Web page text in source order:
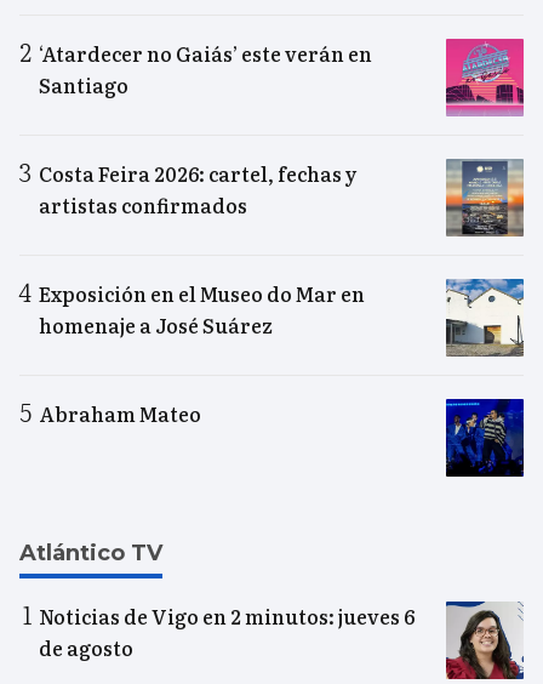
‘Atardecer no Gaiás’ este verán en
Santiago
Costa Feira 2026: cartel, fechas y
artistas confirmados
Exposición en el Museo do Mar en
homenaje a José Suárez
Abraham Mateo
Atlántico TV
Noticias de Vigo en 2 minutos: jueves 6
de agosto